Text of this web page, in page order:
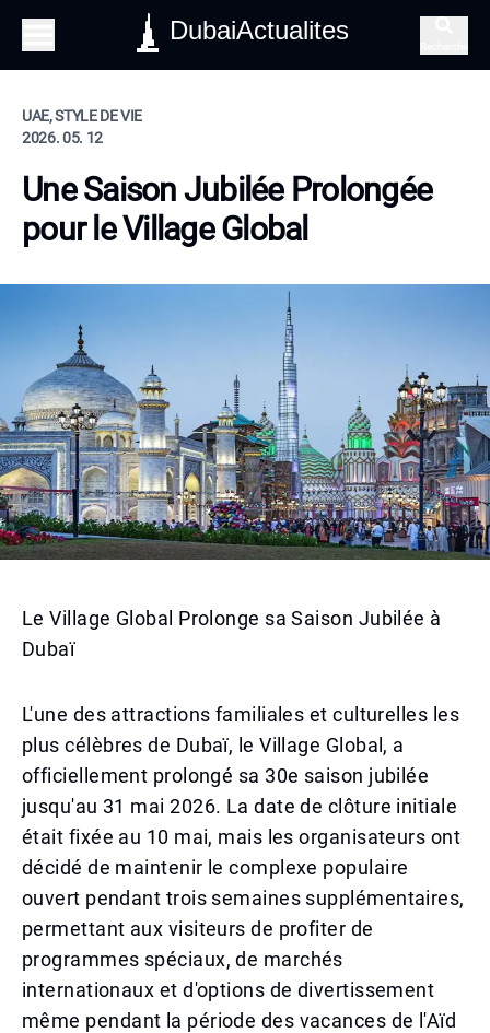
DubaiActualites
UAE, STYLE DE VIE
2026. 05. 12
Une Saison Jubilée Prolongée
pour le Village Global
Le Village Global Prolonge sa Saison Jubilée à
Dubaï
L'une des attractions familiales et culturelles les
plus célèbres de Dubaï, le Village Global, a
officiellement prolongé sa 30e saison jubilée
jusqu'au 31 mai 2026. La date de clôture initiale
était fixée au 10 mai, mais les organisateurs ont
décidé de maintenir le complexe populaire
ouvert pendant trois semaines supplémentaires,
permettant aux visiteurs de profiter de
programmes spéciaux, de marchés
internationaux et d'options de divertissement
même pendant la période des vacances de l'Aïd